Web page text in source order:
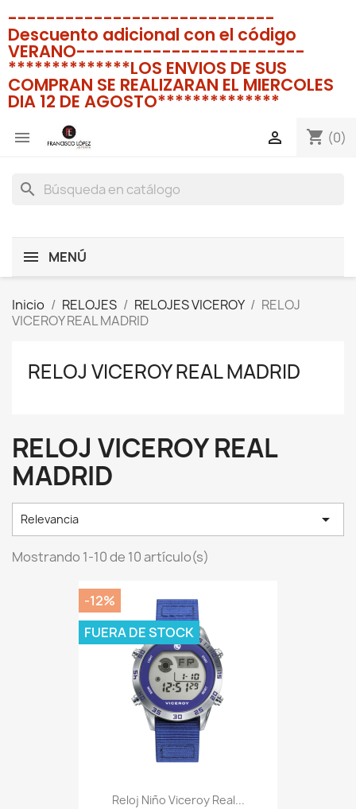
----------------------------
Descuento adicional con el código
VERANO------------------------
**************LOS ENVIOS DE SUS
COMPRAN SE REALIZARAN EL MIERCOLES
DIA 12 DE AGOSTO**************
 shopping_cart (0)

search
MENÚ
Inicio RELOJES RELOJES VICEROY
RELOJ
VICEROY REAL MADRID
RELOJ VICEROY REAL MADRID
RELOJ VICEROY REAL
MADRID
Relevancia 
Mostrando 1-10 de 10 artículo(s)
Reloj Niño Viceroy Real...
-12%
FUERA DE STOCK